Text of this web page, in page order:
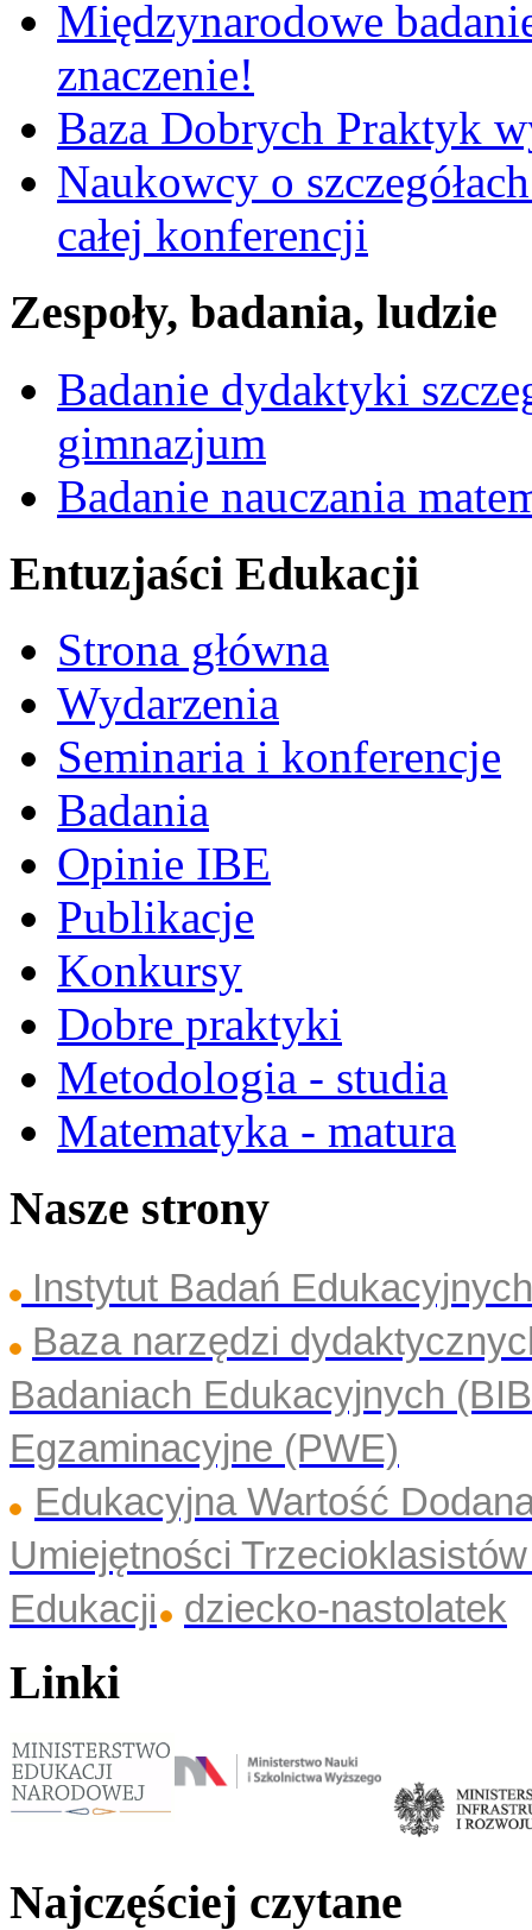
Międzynarodowe
znaczenie!
Baza Dobrych Praktyk
Naukowcy o
całej konferencji
Zespoły, badania, ludzie
Badanie dydaktyki
gimnazjum
Badanie nauczania
Entuzjaści Edukacji
Strona główna
Wydarzenia
Seminaria i konferencje
Badania
Opinie IBE
Publikacje
Konkursy
Dobre praktyki
Metodologia - studia
Matematyka - matura
Nasze strony
Instytut Badań
Baza narzędzi
Badaniach Edukacyjnych
Egzaminacyjne (PWE)
Edukacyjna Wartość
Umiejętności
Edukacji
dziecko-nastolatek
Linki
Najczęściej czytane